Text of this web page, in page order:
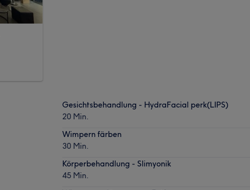
Gesichtsbehandlung - HydraFacial perk(LIPS)
20 Min.
Wimpern färben
30 Min.
Körperbehandlung - Slimyonik
45 Min.